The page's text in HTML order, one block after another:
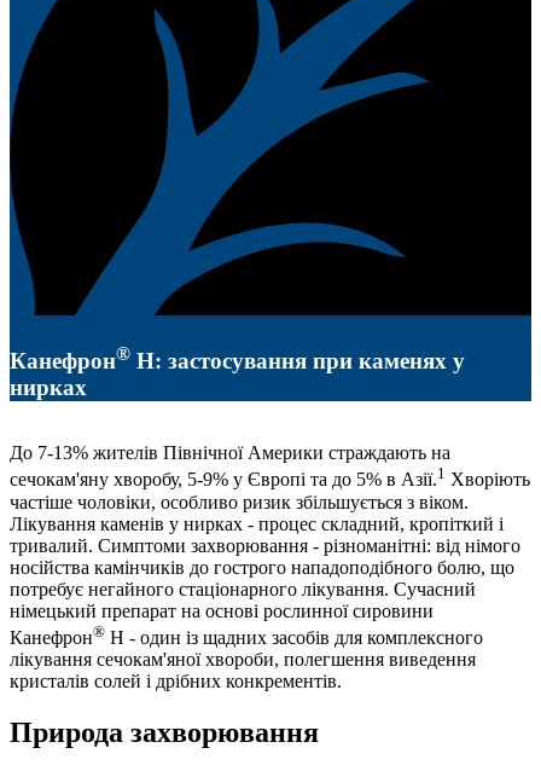
Канефрон® Н: застосування при каменях у
нирках
До 7-13% жителів Північної Америки страждають на
сечокам'яну хворобу, 5-9% у Європі та до 5% в Азії.1 Хворіють
частіше чоловіки, особливо ризик збільшується з віком.
Лікування каменів у нирках - процес складний, кропіткий і
тривалий. Симптоми захворювання - різноманітні: від німого
носійства камінчиків до гострого нападоподібного болю, що
потребує негайного стаціонарного лікування. Сучасний
німецький препарат на основі рослинної сировини
Канефрон® Н - один із щадних засобів для комплексного
лікування сечокам'яної хвороби, полегшення виведення
кристалів солей і дрібних конкрементів.
Природа захворювання